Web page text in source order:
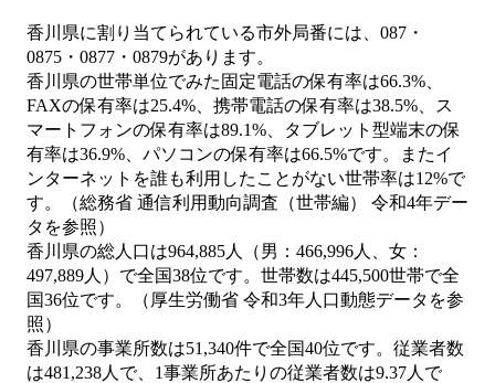
香川県に割り当てられている市外局番には、087・
0875・0877・0879があります。
香川県の世帯単位でみた固定電話の保有率は66.3%、
FAXの保有率は25.4%、携帯電話の保有率は38.5%、ス
マートフォンの保有率は89.1%、タブレット型端末の保
有率は36.9%、パソコンの保有率は66.5%です。またイ
ンターネットを誰も利用したことがない世帯率は12%で
す。（総務省 通信利用動向調査（世帯編） 令和4年デー
タを参照）
香川県の総人口は964,885人（男：466,996人、女：
497,889人）で全国38位です。世帯数は445,500世帯で全
国36位です。（厚生労働省 令和3年人口動態データを参
照）
香川県の事業所数は51,340件で全国40位です。従業者数
は481,238人で、1事業所あたりの従業者数は9.37人で